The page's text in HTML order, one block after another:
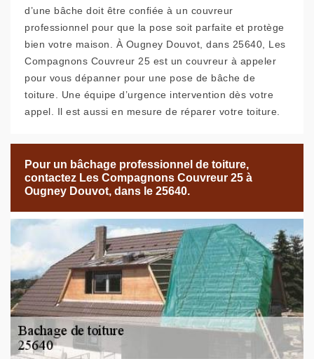
d’une bâche doit être confiée à un couvreur
professionnel pour que la pose soit parfaite et protège
bien votre maison. À Ougney Douvot, dans 25640, Les
Compagnons Couvreur 25 est un couvreur à appeler
pour vous dépanner pour une pose de bâche de
toiture. Une équipe d’urgence intervention dès votre
appel. Il est aussi en mesure de réparer votre toiture.
Pour un bâchage professionnel de toiture,
contactez Les Compagnons Couvreur 25 à
Ougney Douvot, dans le 25640.